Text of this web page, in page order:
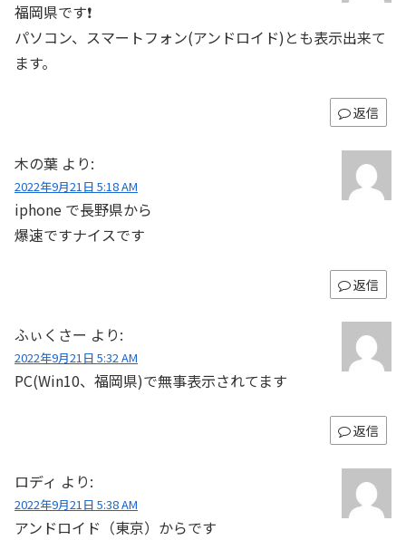
福岡県です❗️
パソコン、スマートフォン(アンドロイド)とも表示出来て
ます。
返信
木の葉 より:
2022年9月21日 5:18 AM
iphone で長野県から
爆速ですナイスです
返信
ふぃくさー より:
2022年9月21日 5:32 AM
PC(Win10、福岡県)で無事表示されてます
返信
ロディ より:
2022年9月21日 5:38 AM
アンドロイド（東京）からです